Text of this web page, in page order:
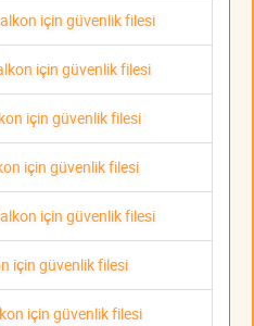
için güvenlik filesi
için güvenlik filesi
için güvenlik filesi
için güvenlik filesi
için güvenlik filesi
için güvenlik filesi
için güvenlik filesi